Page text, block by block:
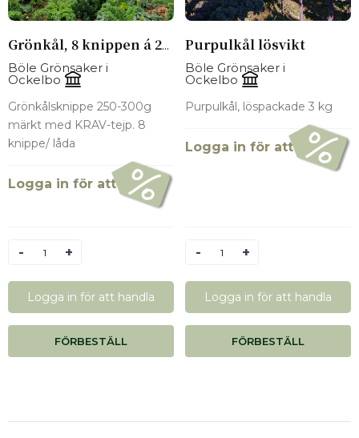
Grönkål, 8 knippen á 250-300g
Böle Grönsaker i
Ockelbo
Grönkålsknippe 250-300g
märkt med KRAV-tejp. 8
knippe/ låda
Logga in för att se pris
Antal
Logga in för att handla
FÖRBESTÄLL
Purpulkål lösvikt
Böle Grönsaker i
Ockelbo
Purpulkål, löspackade 3 kg
Logga in för att se pris
Antal
Logga in för att handla
FÖRBESTÄLL